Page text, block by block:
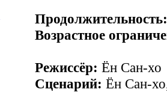
Продолжительность:
Возрастное
Режиссёр: Ён Сан-хо
Сценарий: Ён Сан-